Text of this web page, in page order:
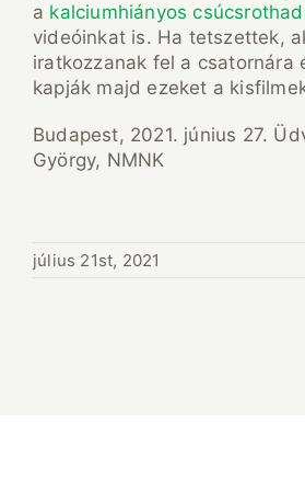
a kalciumhiányos
videóinkat is. Ha tetszettek,
iratkozzanak fel a csatornára
kapják majd ezeket a
Budapest, 2021. június 27.
György, NMNK
július 21st, 2021